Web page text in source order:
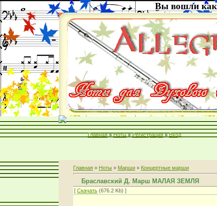
Вы вошли как
Главная » Ноты » Регистрация » Вход
Главная » Ноты » Марши » Концертные марши
Браславский Д. Марш МАЛАЯ ЗЕМЛЯ
[ Скачать (676.2 Kb) ]